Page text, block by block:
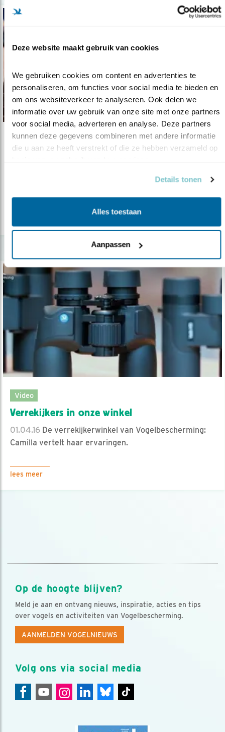
Deze website maakt gebruik van cookies
We gebruiken cookies om content en advertenties te
personaliseren, om functies voor social media te bieden en
om ons websiteverkeer te analyseren. Ook delen we
informatie over uw gebruik van onze site met onze partners
voor social media, adverteren en analyse. Deze partners
kunnen deze gegevens combineren met andere informatie
die u aan ze heeft verstrekt of die ze hebben verzameld op
Details tonen
Alles toestaan
Aanpassen
Video
Camilla vertelt hoe je je verrekijker kunt
Video
Verrekijkers in onze winkel
01.04.16 De verrekijkerwinkel van Vogelbescherming:
Camilla vertelt haar ervaringen.
lees meer
Op de hoogte blijven?
Meld je aan en ontvang nieuws, inspiratie, acties en tips
over vogels en activiteiten van Vogelbescherming.
AANMELDEN VOGELNIEUWS
Volg ons via social media